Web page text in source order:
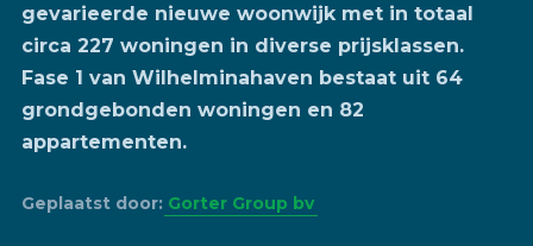
gevarieerde nieuwe woonwijk met in totaal
circa 227 woningen in diverse prijsklassen.
Fase 1 van Wilhelminahaven bestaat uit 64
grondgebonden woningen en 82
appartementen.
Geplaatst door: Gorter Group bv